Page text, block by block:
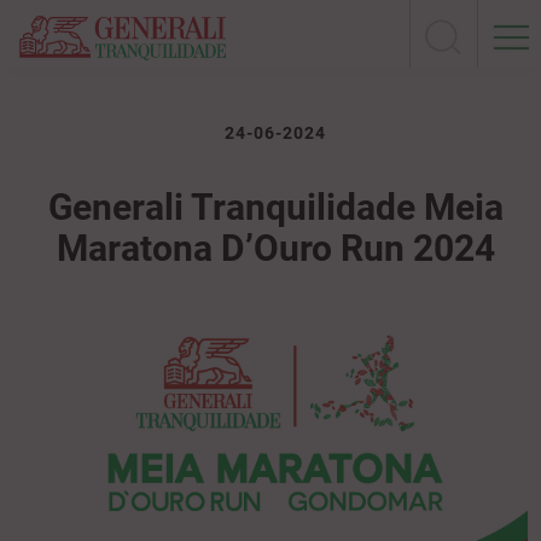
24-06-2024
Generali Tranquilidade Meia
Maratona D’Ouro Run 2024